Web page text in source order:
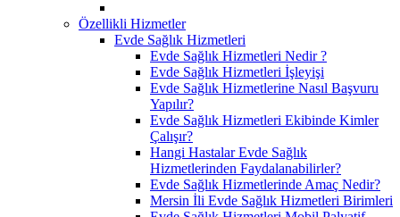
Özellikli Hizmetler
Evde Sağlık Hizmetleri
Evde Sağlık Hizmetleri Nedir ?
Evde Sağlık Hizmetleri İşleyişi
Evde Sağlık Hizmetlerine Nasıl Başvuru
Yapılır?
Evde Sağlık Hizmetleri Ekibinde Kimler
Çalışır?
Hangi Hastalar Evde Sağlık
Hizmetlerinden Faydalanabilirler?
Evde Sağlık Hizmetlerinde Amaç Nedir?
Mersin İli Evde Sağlık Hizmetleri Birimleri